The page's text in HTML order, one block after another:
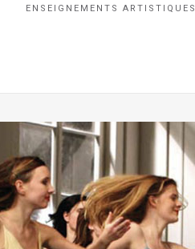
ENSEIGNEMENTS ARTISTIQUES